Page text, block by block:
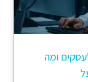
אופיס 365 לעסקים ומה